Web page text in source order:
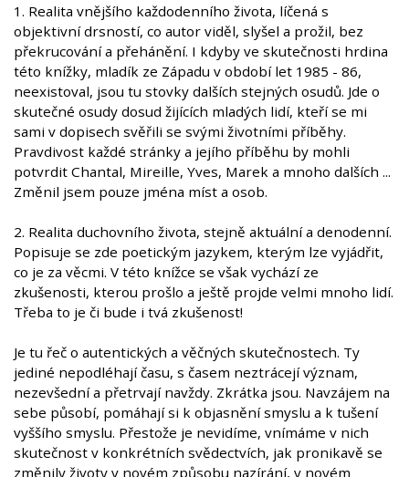
1. Realita vnějšího každodenního života, líčená s
objektivní drsností, co autor viděl, slyšel a prožil, bez
překrucování a přehánění. I kdyby ve skutečnosti hrdina
této knížky, mladík ze Západu v období let 1985 - 86,
neexistoval, jsou tu stovky dalších stejných osudů. Jde o
skutečné osudy dosud žijících mladých lidí, kteří se mi
sami v dopisech svěřili se svými životními příběhy.
Pravdivost každé stránky a jejího příběhu by mohli
potvrdit Chantal, Mireille, Yves, Marek a mnoho dalších ...
Změnil jsem pouze jména míst a osob.
2. Realita duchovního života, stejně aktuální a denodenní.
Popisuje se zde poetickým jazykem, kterým lze vyjádřit,
co je za věcmi. V této knížce se však vychází ze
zkušenosti, kterou prošlo a ještě projde velmi mnoho lidí.
Třeba to je či bude i tvá zkušenost!
Je tu řeč o autentických a věčných skutečnostech. Ty
jediné nepodléhají času, s časem neztrácejí význam,
nezevšední a přetrvají navždy. Zkrátka jsou. Navzájem na
sebe působí, pomáhají si k objasnění smyslu a k tušení
vyššího smyslu. Přestože je nevidíme, vnímáme v nich
skutečnost v konkrétních svědectvích, jak pronikavě se
změnily životy v novém způsobu nazírání, v novém